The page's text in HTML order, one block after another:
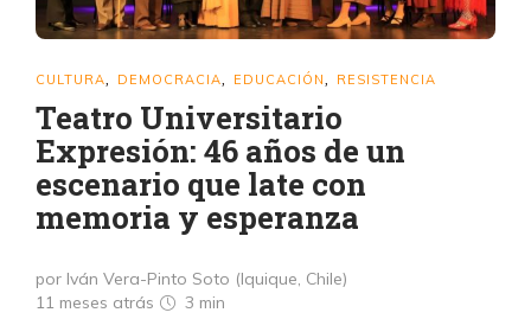
CULTURA DEMOCRACIA EDUCACIÓN RESISTENCIA
Teatro Universitario
Expresión: 46 años de un
escenario que late con
memoria y esperanza
por Iván Vera-Pinto Soto (Iquique, Chile)
11 meses atrás
3 min